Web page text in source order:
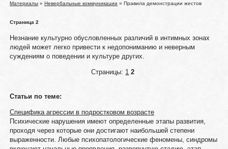
Материалы» Невербальные коммуникации » Правила демонстрации жестов
Страница 2
Незнание культурно обусловленных различий в интимных зонах
людей может легко привести к недопониманию и неверным
суждениям о поведении и культуре других.
Страницы: 1 2
Статьи по теме:
Специфика агрессии в подростковом возрасте
Психические нарушения имеют определенные этапы развития,
проходя через которые они достигают наибольшей степени
выраженности. Любые психопатологические феномены, синдромы